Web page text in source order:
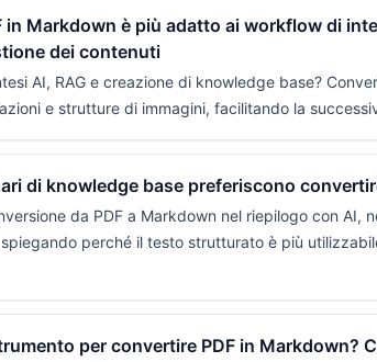
in Markdown è più adatto ai workflow di
dei contenuti
AI, RAG e creazione di knowledge base?
e strutture di immagini, facilitando la
di knowledge base preferiscono
da PDF a Markdown nel riepilogo con AI,
perché il testo strutturato è più
per convertire PDF in Markdown?